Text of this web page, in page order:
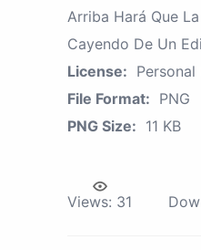
Arriba Hará Que
Cayendo De Un
License: Personal
File Format: PNG
PNG Size: 11 KB
Views: 31